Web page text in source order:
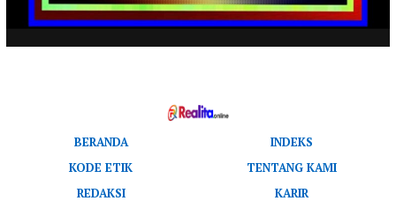
BERANDA
INDEKS
KODE ETIK
TENTANG KAMI
REDAKSI
KARIR